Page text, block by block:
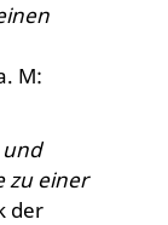
M:
und
zu einer
der